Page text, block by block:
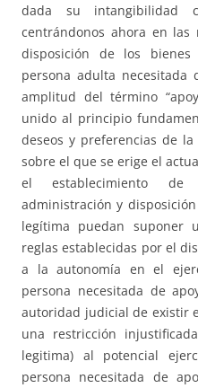
dada su intangibilidad
centrándonos ahora en
disposición de los
persona adulta
amplitud del término
unido al principio
deseos y preferencias de
sobre el que se erige el
el establecimiento de
administración y
legítima puedan suponer
reglas establecidas por el
a la autonomía en el
persona necesitada de
autoridad judicial de existir
una restricción
legitima) al potencial
persona necesitada de